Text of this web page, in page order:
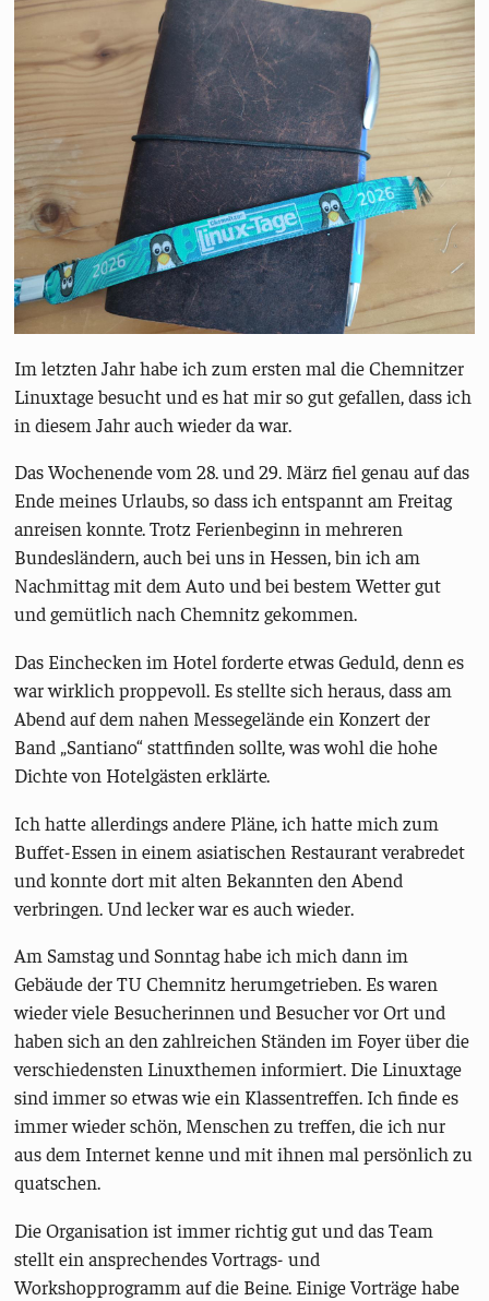
Im letzten Jahr habe ich zum ersten mal die Chemnitzer
Linuxtage besucht und es hat mir so gut gefallen, dass ich
in diesem Jahr auch wieder da war.
Das Wochenende vom 28. und 29. März fiel genau auf das
Ende meines Urlaubs, so dass ich entspannt am Freitag
anreisen konnte. Trotz Ferienbeginn in mehreren
Bundesländern, auch bei uns in Hessen, bin ich am
Nachmittag mit dem Auto und bei bestem Wetter gut
und gemütlich nach Chemnitz gekommen.
Das Einchecken im Hotel forderte etwas Geduld, denn es
war wirklich proppevoll. Es stellte sich heraus, dass am
Abend auf dem nahen Messegelände ein Konzert der
Band „Santiano“ stattfinden sollte, was wohl die hohe
Dichte von Hotelgästen erklärte.
Ich hatte allerdings andere Pläne, ich hatte mich zum
Buffet-Essen in einem asiatischen Restaurant verabredet
und konnte dort mit alten Bekannten den Abend
verbringen. Und lecker war es auch wieder.
Am Samstag und Sonntag habe ich mich dann im
Gebäude der TU Chemnitz herumgetrieben. Es waren
wieder viele Besucherinnen und Besucher vor Ort und
haben sich an den zahlreichen Ständen im Foyer über die
verschiedensten Linuxthemen informiert. Die Linuxtage
sind immer so etwas wie ein Klassentreffen. Ich finde es
immer wieder schön, Menschen zu treffen, die ich nur
aus dem Internet kenne und mit ihnen mal persönlich zu
quatschen.
Die Organisation ist immer richtig gut und das Team
stellt ein ansprechendes Vortrags- und
Workshopprogramm auf die Beine. Einige Vorträge habe